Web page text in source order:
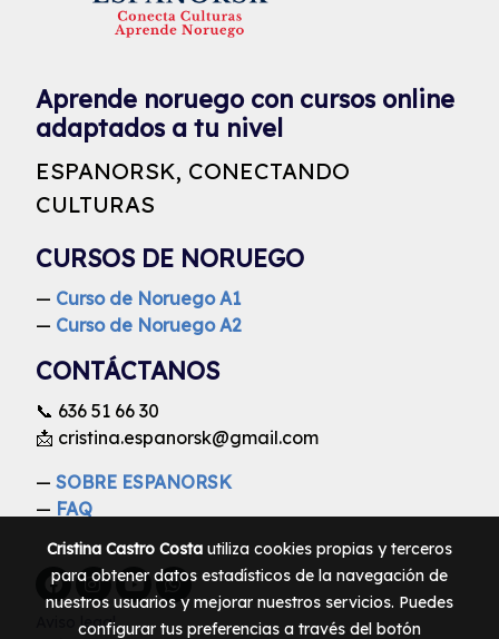
Aprende noruego con cursos online
adaptados a tu nivel
ESPANORSK, CONECTANDO
CULTURAS
CURSOS DE NORUEGO
— Curso de Noruego A1
— Curso de Noruego A2
CONTÁCTANOS
📞 636 51 66 30
📩 cristina.espanorsk@gmail.com
— SOBRE ESPANORSK
— FAQ
Aviso legal
Cristina Castro Costa utiliza cookies propias y terceros
para obtener datos estadísticos de la navegación de
nuestros usuarios y mejorar nuestros servicios. Puedes
configurar tus preferencias a través del botón